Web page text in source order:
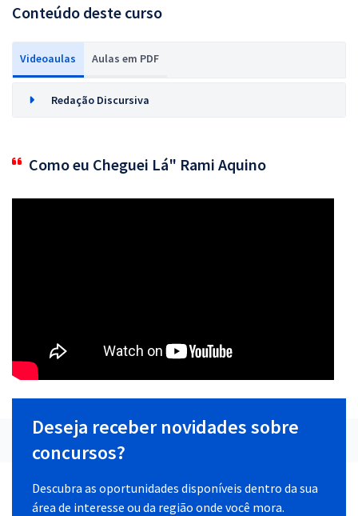
Conteúdo deste curso
Videoaulas Aulas em PDF
Redação Discursiva
Como eu Cheguei Lá" Rami Aquino
Deseja receber novidades sobre
concursos?
Descubra as oportunidades disponíveis dentro da sua
área de interesse ou da região onde você mora.